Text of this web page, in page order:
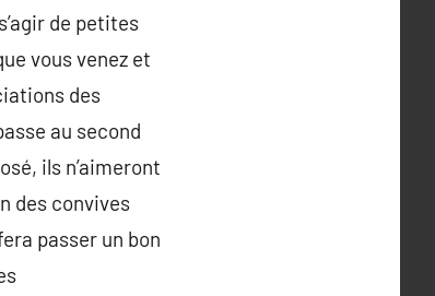
de petites
vous venez et
des
au second
ils n’aimeront
des convives
passer un bon